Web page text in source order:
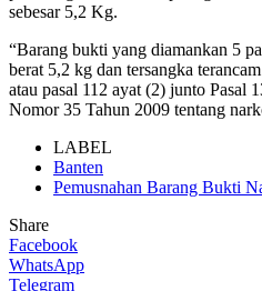
sebesar 5,2 Kg.
“Barang bukti yang diamankan 5
berat 5,2 kg dan tersangka
atau pasal 112 ayat (2) junto Pasal
Nomor 35 Tahun 2009 tentang
LABEL
Banten
Pemusnahan Barang Bukti
Share
Facebook
WhatsApp
Telegram